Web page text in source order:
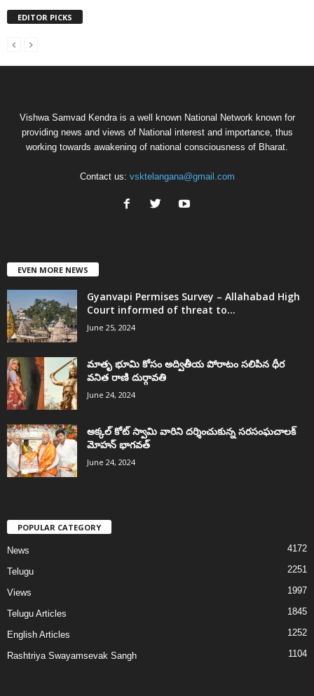
EDITOR PICKS
Vishwa Samvad Kendra is a well known National Network known for
providing news and views of National interest and importance, thus
working towards awakening of national consciousness of Bharat.
Contact us: vsktelangana@gmail.com
EVEN MORE NEWS
Gyanvapi Permises Survey – Allahabad High
Court informed of threat to...
June 25, 2024
మాతృ భూమి కోసం అద్వితీయ పోరాటం సలిపిన ధీర
వనిత రాణి దుర్గావతి
June 24, 2024
అక్కల్‌ కోట్‌ స్వామి వారిని దర్శించుకున్న సరసంఘచాలక్
మోహన్ భాగవత్
June 24, 2024
POPULAR CATEGORY
News 4172
Telugu 2251
Views 1997
Telugu Articles 1845
English Articles 1252
Rashtriya Swayamsevak Sangh 1104